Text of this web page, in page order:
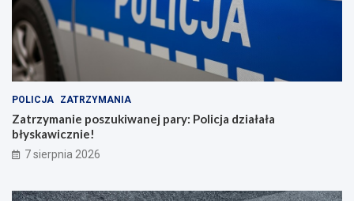
POLICJA ZATRZYMANIA
Zatrzymanie poszukiwanej pary: Policja działała
błyskawicznie!
7 sierpnia 2026